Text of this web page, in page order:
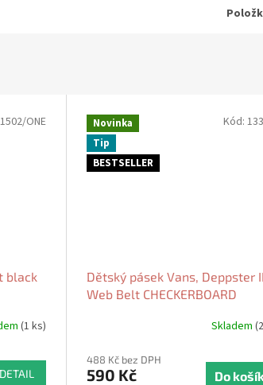
black
(1 ks)
DETAIL
ONE
Novinka
Tip
BESTSELLER
Dětský pásek Vans, Deppster II
Web Belt CHECKERBOARD
Skladem
488 Kč bez DPH
590 Kč Do
Kód: